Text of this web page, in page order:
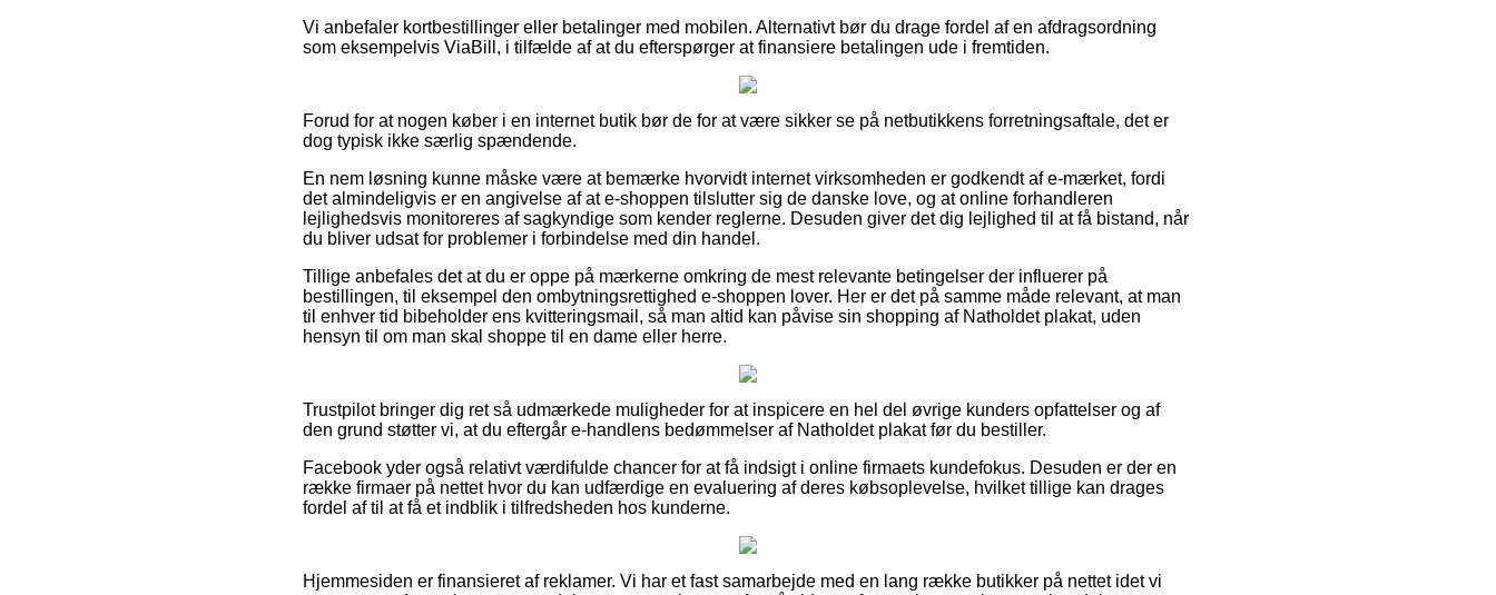
Vi anbefaler kortbestillinger eller betalinger med mobilen. Alternativt bør du drage fordel af en afdragsordning
som eksempelvis ViaBill, i tilfælde af at du efterspørger at finansiere betalingen ude i fremtiden.
Forud for at nogen køber i en internet butik bør de for at være sikker se på netbutikkens forretningsaftale, det er
dog typisk ikke særlig spændende.
En nem løsning kunne måske være at bemærke hvorvidt internet virksomheden er godkendt af e-mærket, fordi
det almindeligvis er en angivelse af at e-shoppen tilslutter sig de danske love, og at online forhandleren
lejlighedsvis monitoreres af sagkyndige som kender reglerne. Desuden giver det dig lejlighed til at få bistand, når
du bliver udsat for problemer i forbindelse med din handel.
Tillige anbefales det at du er oppe på mærkerne omkring de mest relevante betingelser der influerer på
bestillingen, til eksempel den ombytningsrettighed e-shoppen lover. Her er det på samme måde relevant, at man
til enhver tid bibeholder ens kvitteringsmail, så man altid kan påvise sin shopping af Natholdet plakat, uden
hensyn til om man skal shoppe til en dame eller herre.
Trustpilot bringer dig ret så udmærkede muligheder for at inspicere en hel del øvrige kunders opfattelser og af
den grund støtter vi, at du eftergår e-handlens bedømmelser af Natholdet plakat før du bestiller.
Facebook yder også relativt værdifulde chancer for at få indsigt i online firmaets kundefokus. Desuden er der en
række firmaer på nettet hvor du kan udfærdige en evaluering af deres købsoplevelse, hvilket tillige kan drages
fordel af til at få et indblik i tilfredsheden hos kunderne.
Hjemmesiden er finansieret af reklamer. Vi har et fast samarbejde med en lang række butikker på nettet idet vi